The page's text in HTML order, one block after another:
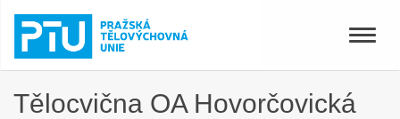
Toggle
Tělocvična OA Hovorčovická